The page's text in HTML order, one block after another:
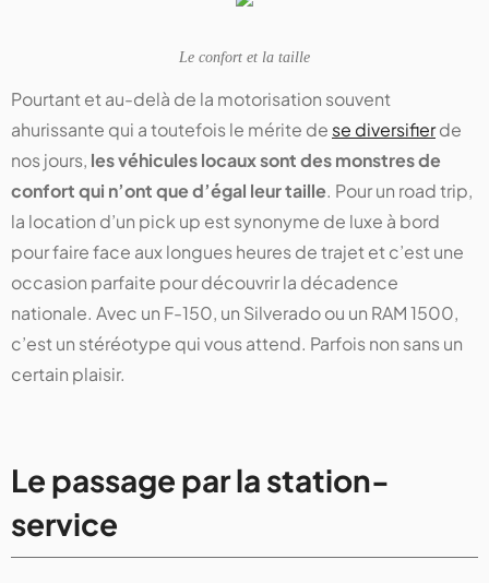
Le confort et la taille
Pourtant et au-delà de la motorisation souvent
ahurissante qui a toutefois le mérite de se diversifierde
nos jours, les véhicules locaux sont des monstres de
confort qui n’ont que d’égal leur taille. Pour un road trip,
la location d’un pick up est synonyme de luxe à bord
pour faire face aux longues heures de trajet et c’est une
occasion parfaite pour découvrir la décadence
nationale. Avec un F-150, un Silverado ou un RAM 1500,
c’est un stéréotype qui vous attend. Parfois non sans un
certain plaisir.
Le passage par la station-
service